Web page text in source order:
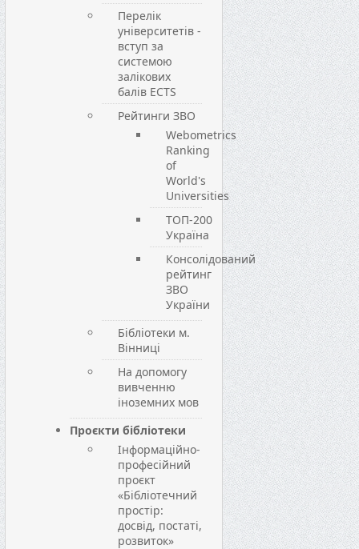
Перелік
університетів -
вступ за
системою
залікових
балів ECTS
Рейтинги ЗВО
Webometrics
Ranking
of
World's
Universities
ТОП-200
Україна
Консолідований
рейтинг
ЗВО
України
Бібліотеки м.
Вінниці
На допомогу
вивченню
іноземних мов
Проєкти бібліотеки
Інформаційно-
професійний
проєкт
«Бібліотечний
простір:
досвід, постаті,
розвиток»